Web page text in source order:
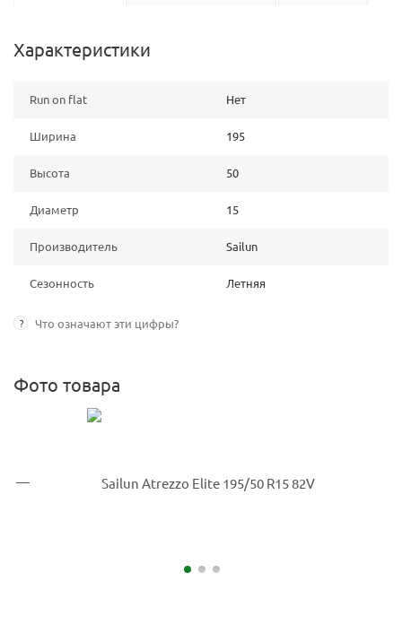
Характеристики
Run on flat Нет
Ширина 195
Высота 50
Диаметр 15
Производитель Sailun
Сезонность Летняя
? Что означают эти цифры?
Фото товара